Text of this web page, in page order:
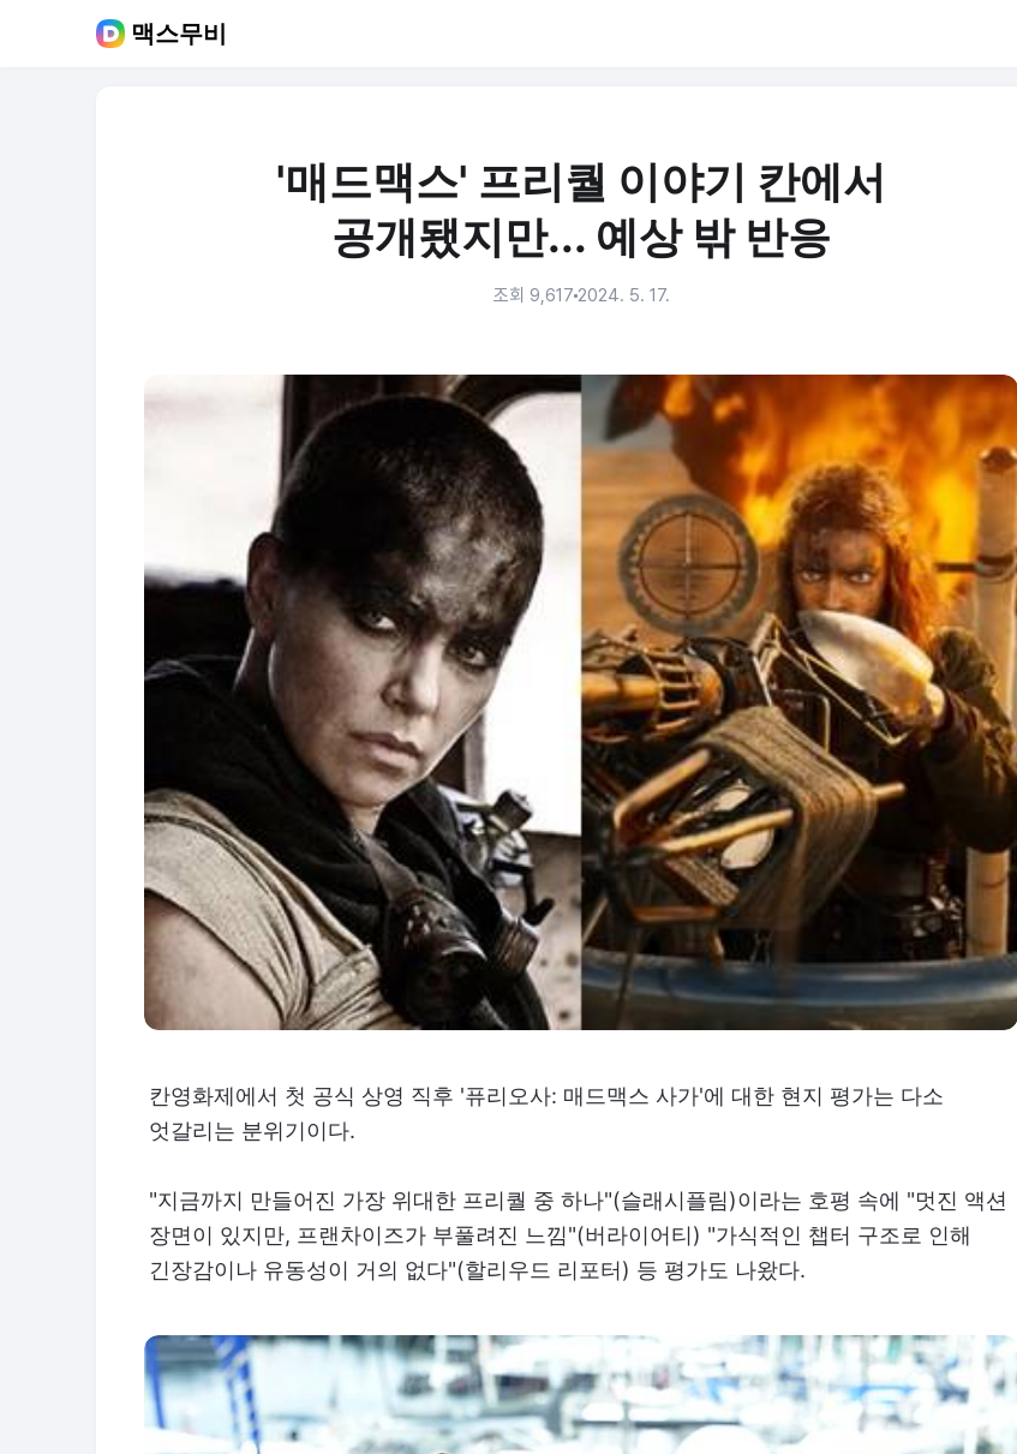
맥스무비
'매드맥스' 프리퀄 이야기 칸에서
공개됐지만... 예상 밖 반응
조회 9,6172024. 5. 17.
칸영화제에서 첫 공식 상영 직후 '퓨리오사: 매드맥스 사가'에 대한 현지 평가는 다소
엇갈리는 분위기이다.
"지금까지 만들어진 가장 위대한 프리퀄 중 하나"(슬래시플림)이라는 호평 속에 "멋진 액션
장면이 있지만, 프랜차이즈가 부풀려진 느낌"(버라이어티) "가식적인 챕터 구조로 인해
긴장감이나 유동성이 거의 없다"(할리우드 리포터) 등 평가도 나왔다.